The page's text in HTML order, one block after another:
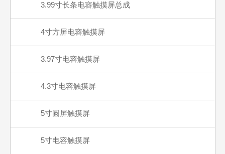
3.99寸长条电容触摸屏总成
4寸方屏电容触摸屏
3.97寸电容触摸屏
4.3寸电容触摸屏
5寸圆屏触摸屏
5寸电容触摸屏